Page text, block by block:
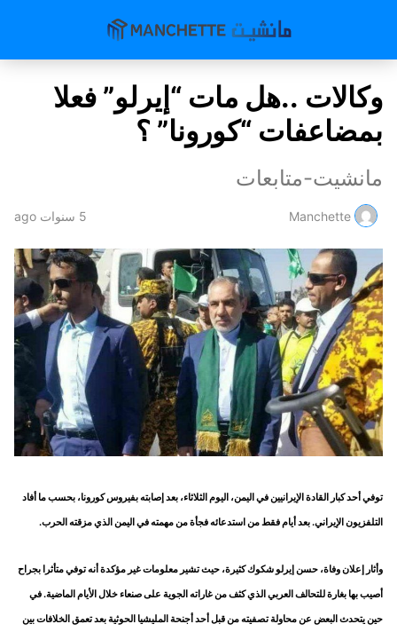
وكالات ..هل مات “إيرلو” فعلا
بمضاعفات “كورونا” ؟
مانشيت-متابعات
Manchette 5 سنوات ago
توفي أحد كبار القادة الإيرانيين في اليمن، اليوم الثلاثاء، بعد إصابته بفيروس كورونا، بحسب ما أفاد
التلفزيون الإيراني. بعد أيام فقط من استدعائه فجأة من مهمته في اليمن الذي مزقته الحرب.
وأثار إعلان وفاة، حسن إيرلو شكوك كثيرة، حيث تشير معلومات غير مؤكدة أنه توفي متأثرا بجراح
أصيب بها بغارة للتحالف العربي الذي كثف من غاراته الجوية على صنعاء خلال الأيام الماضية. في
حين يتحدث البعض عن محاولة تصفيته من قبل أحد أجنحة المليشيا الحوثية بعد تعمق الخلافات بين